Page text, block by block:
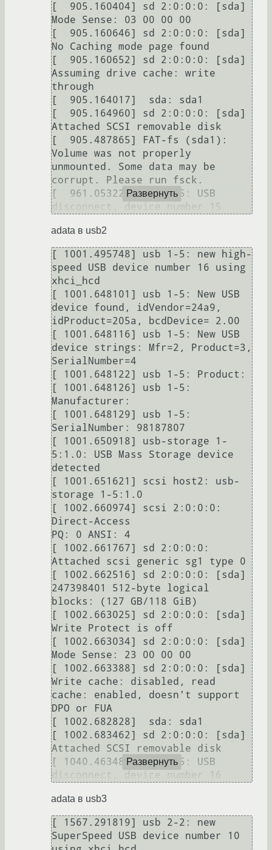
[  905.160404] sd 2:0:0:0: [sda]
Mode Sense: 03 00 00 00
[  905.160646] sd 2:0:0:0: [sda]
No Caching mode page found
[  905.160652] sd 2:0:0:0: [sda]
Assuming drive cache: write
through
[  905.164017]  sda: sda1
[  905.164960] sd 2:0:0:0: [sda]
Attached SCSI removable disk
[  905.487865] FAT-fs (sda1):
Volume was not properly
unmounted. Some data may be
corrupt. Please run fsck.
[  961.053226] usb 1-5: USB
Развернуть
adata в usb2
[ 1001.495748] usb 1-5: new high-
speed USB device number 16 using
xhci_hcd
[ 1001.648101] usb 1-5: New USB
device found, idVendor=24a9,
idProduct=205a, bcdDevice= 2.00
[ 1001.648116] usb 1-5: New USB
device strings: Mfr=2, Product=3,
SerialNumber=4
[ 1001.648122] usb 1-5: Product:
[ 1001.648126] usb 1-5:
Manufacturer:
[ 1001.648129] usb 1-5:
SerialNumber: 98187807
[ 1001.650918] usb-storage 1-
5:1.0: USB Mass Storage device
detected
[ 1001.651621] scsi host2: usb-
storage 1-5:1.0
[ 1002.660974] scsi 2:0:0:0:
Direct-Access
PQ: 0 ANSI: 4
[ 1002.661767] sd 2:0:0:0:
Attached scsi generic sg1 type 0
[ 1002.662516] sd 2:0:0:0: [sda]
247398401 512-byte logical
blocks: (127 GB/118 GiB)
[ 1002.663025] sd 2:0:0:0: [sda]
Write Protect is off
[ 1002.663034] sd 2:0:0:0: [sda]
Mode Sense: 23 00 00 00
[ 1002.663388] sd 2:0:0:0: [sda]
Write cache: disabled, read
cache: enabled, doesn't support
DPO or FUA
[ 1002.682828]  sda: sda1
[ 1002.683462] sd 2:0:0:0: [sda]
Attached SCSI removable disk
[ 1040.463485] usb 1-5: USB
Развернуть
adata в usb3
[ 1567.291819] usb 2-2: new
SuperSpeed USB device number 10